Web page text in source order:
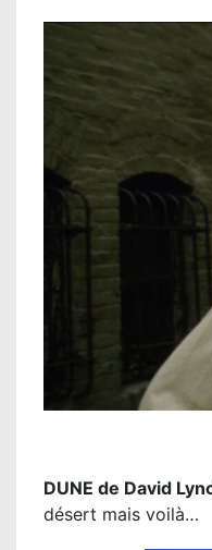
DUNE de David
désert mais voilà…